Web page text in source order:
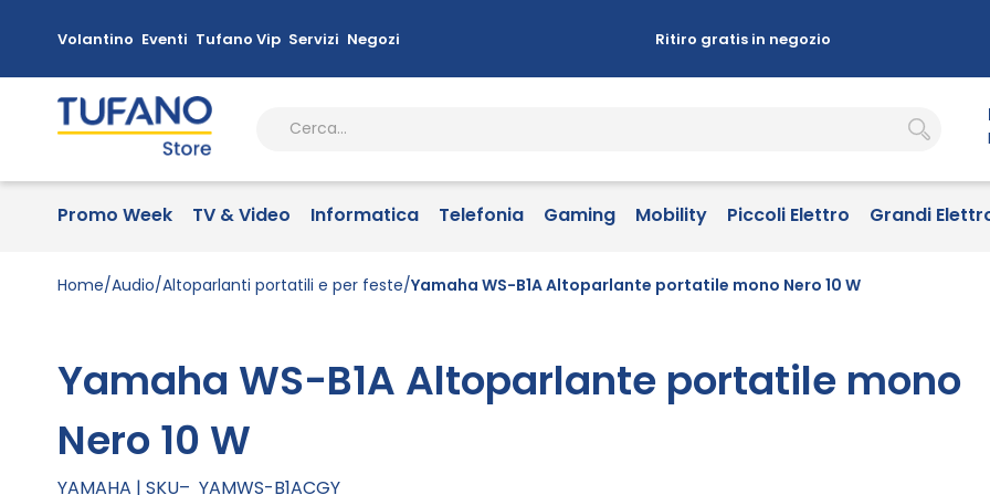
Volantino Eventi Tufano Vip Servizi Negozi Ritiro gratis in negozio
Promo Week TV & Video Informatica Telefonia Gaming Mobility Piccoli Elettro Grandi
Home Audio Altoparlanti portatili e per feste Yamaha WS-B1A Altoparlante portatile mono Nero 10 W
Yamaha WS-B1A Altoparlante portatile mono
Nero 10 W
YAMAHA SKU YAMWS-B1ACGY